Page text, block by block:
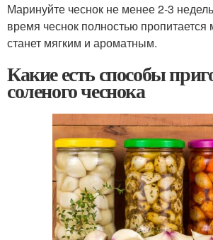
Маринуйте чеснок не менее 2-3
время чеснок полностью
станет мягким и ароматным.
Какие есть способы
соленого чеснока